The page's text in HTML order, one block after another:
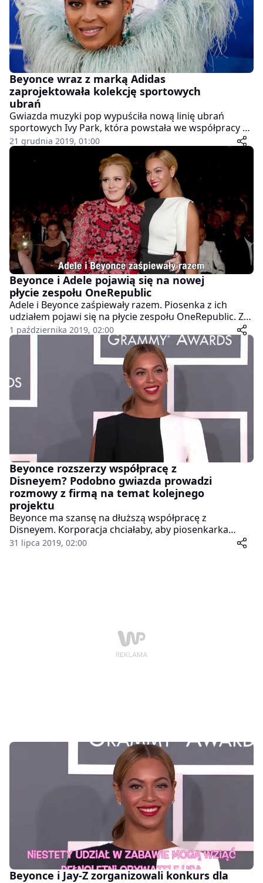
Beyonce wraz z marką Adidas
zaprojektowała kolekcję sportowych
ubrań
Gwiazda muzyki pop wypuściła nową linię ubrań
sportowych Ivy Park, która powstała we współpracy z
marką Adidas. Kolekcja nie jest adresowana tylko do
kobiet, znalazły się w niej ubrania i buty, w których
ćwiczyć mogą także mężczyźni.
21 grudnia 2019, 01:00
Beyonce i Adele pojawią się na nowej
płycie zespołu OneRepublic
Adele i Beyonce zaśpiewały razem. Piosenka z ich
udziałem pojawi się na płycie zespołu OneRepublic. Za
akompaniament ma odpowiadać Chris Martin z
Coldplay. Premierę albumu zaplanowano na listopad
tego roku. To pierwszy projekt muzyczny Brytyjki od
1 października 2019, 02:00
Beyonce rozszerzy współpracę z
Disneyem? Podobno gwiazda prowadzi
rozmowy z firmą na temat kolejnego
projektu
Beyonce ma szansę na dłuższą współpracę z
Disneyem. Korporacja chciałaby, aby piosenkarka
tworzyła własne filmy pod ich szyldem. Gwiazda
31 lipca 2019, 02:00
Beyonce i Jay-Z zorganizowali konkurs dla